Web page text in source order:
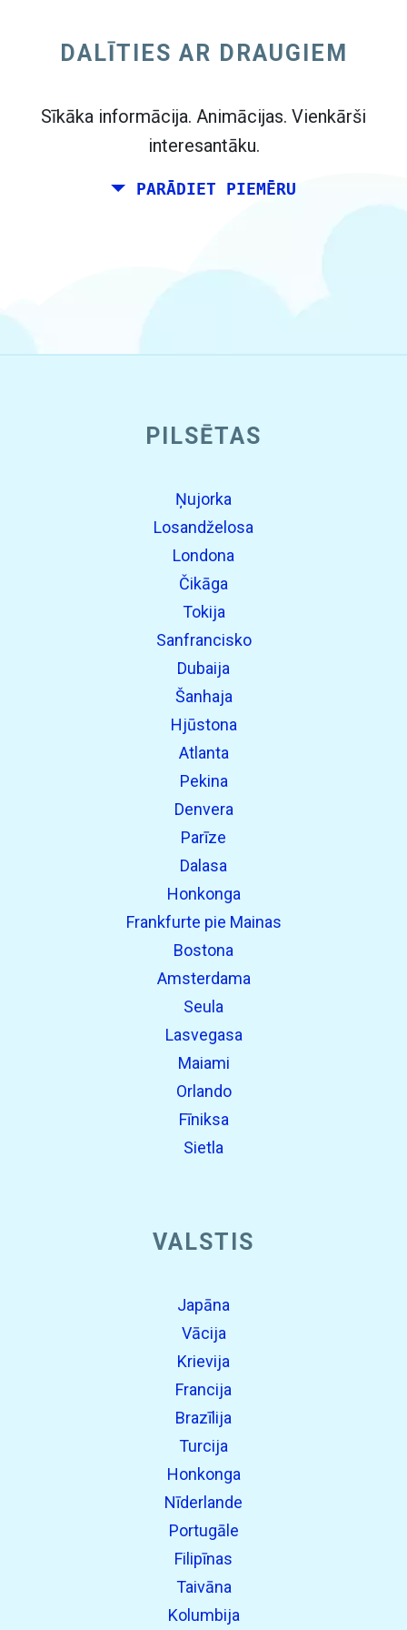
open_in_new
dzīvo Dublinā un Berlīnē.
DALĪTIES AR DRAUGIEM
Sīkāka informācija. Animācijas. Vienkārši
interesantāku.
PARĀDIET PIEMĒRU
PILSĒTAS
Ņujorka
Losandželosa
Londona
Čikāga
Tokija
Sanfrancisko
Dubaija
Šanhaja
Hjūstona
Atlanta
Pekina
Denvera
Parīze
Dalasa
Honkonga
Frankfurte pie Mainas
Bostona
Amsterdama
Seula
Lasvegasa
Maiami
Orlando
Fīniksa
Sietla
VALSTIS
Japāna
Vācija
Krievija
Francija
Brazīlija
Turcija
Honkonga
Nīderlande
Portugāle
Filipīnas
Taivāna
Kolumbija